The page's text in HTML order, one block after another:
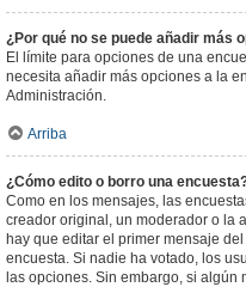
¿Por qué no se puede añadir más
El límite para opciones de una
necesita añadir más opciones a la
Administración.
Arriba
¿Cómo edito o borro una
Como en los mensajes, las
creador original, un moderador o la
hay que editar el primer mensaje
encuesta. Si nadie ha votado, los
las opciones. Sin embargo, si